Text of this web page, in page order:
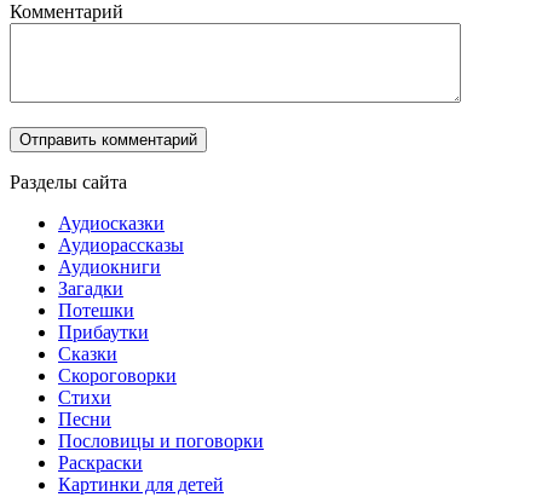
Комментарий
Разделы сайта
Аудиосказки
Аудиорассказы
Аудиокниги
Загадки
Потешки
Прибаутки
Сказки
Скороговорки
Стихи
Песни
Пословицы и поговорки
Раскраски
Картинки для детей